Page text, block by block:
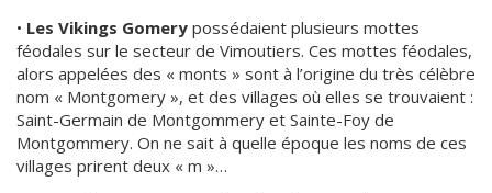
• Les Vikings Gomery possédaient plusieurs mottes
féodales sur le secteur de Vimoutiers. Ces mottes féodales,
alors appelées des « monts » sont à l’origine du très célèbre
nom « Montgomery », et des villages où elles se trouvaient :
Saint-Germain de Montgommery et Sainte-Foy de
Montgommery. On ne sait à quelle époque les noms de ces
villages prirent deux « m »…